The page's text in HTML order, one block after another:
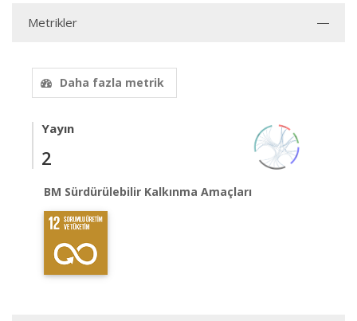
Metrikler
Daha fazla metrik
Yayın
2
BM Sürdürülebilir Kalkınma Amaçları